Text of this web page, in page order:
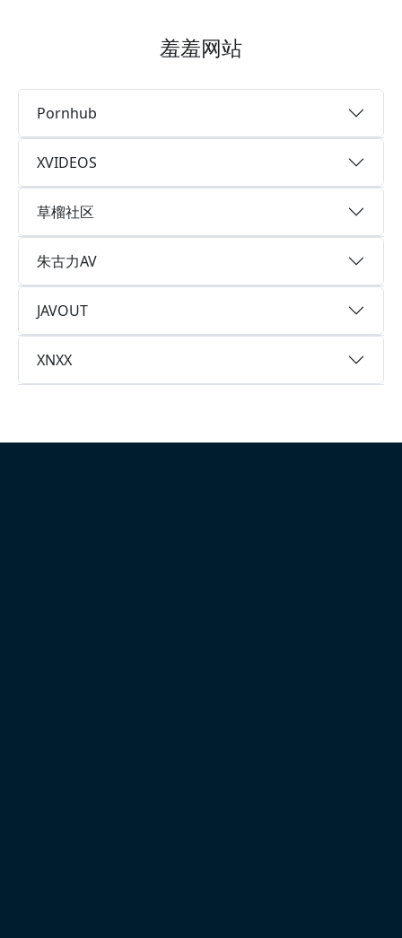
羞羞网站
Pornhub
XVIDEOS
草榴社区
朱古力AV
JAVOUT
XNXX